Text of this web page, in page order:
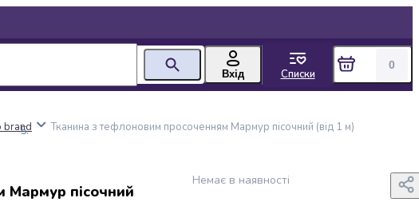
Вхід Списки
0
brand Тканина з тефлоновим просоченням Мармур пісочний (від 1 м)
Мармур пісочний
Немає в наявності